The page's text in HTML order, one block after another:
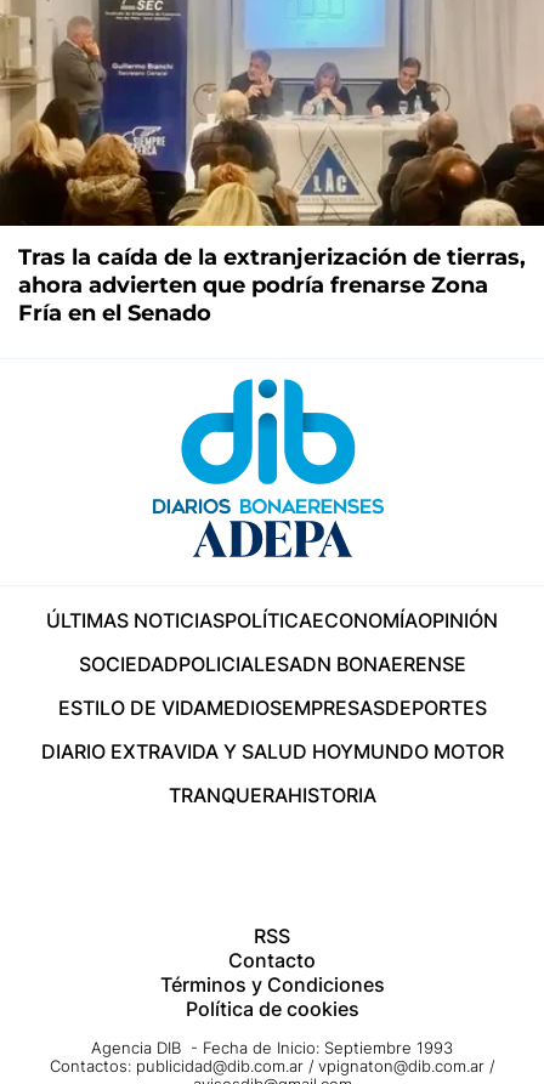
Tras la caída de la extranjerización de tierras,
ahora advierten que podría frenarse Zona
Fría en el Senado
ÚLTIMAS NOTICIASPOLÍTICAECONOMÍAOPINIÓN
SOCIEDADPOLICIALESADN BONAERENSE
ESTILO DE VIDAMEDIOSEMPRESASDEPORTES
DIARIO EXTRAVIDA Y SALUD HOYMUNDO MOTOR
TRANQUERAHISTORIA
RSS
Contacto
Términos y Condiciones
Política de cookies
Agencia DIB - Fecha de Inicio: Septiembre 1993
Contactos: publicidad@dib.com.ar / vpignaton@dib.com.ar /